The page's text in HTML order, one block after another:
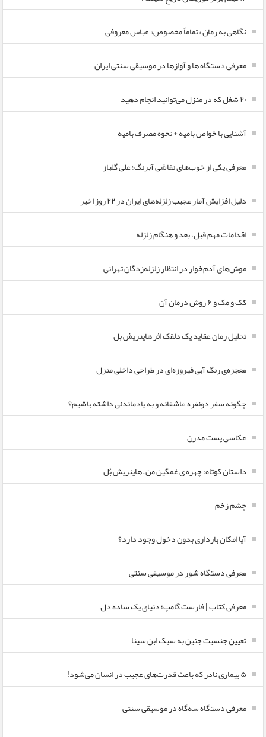
نگاهی به رمان «تماماً مخصوص» عباس معروفی
معرفی دستگاه ها و آوازها در موسیقی سنتی ایران
۲۰ شغل که در منزل می‌توانید انجام دهید
آشنایی با خواص بامیه + نحوه مصرف بامیه
معرفی یکی از خوب‌های نقاشی آبرنگ؛ علی گلباز
دلیل افزایش آمار عجیب زلزله‌های ایران در ۲۲ روز اخیر
اقدامات مهم قبل، بعد و هنگام زلزله
موش‌های آدم‌خوار در انتظار زلزله‌زدگان تهرانی
کک و مک و ۶ روش درمان آن
تحلیل رمان عقاید یک دلقک اثر هاینریش بل
معجزه‌ی رنگ آبی فیروزه‌ای در طراحی داخلی منزل
چگونه سفر دونفره عاشقانه و به یادماندنی داشته باشیم؟
عکاسی پست مدرن
داستان کوتاه: چهره ی غمگین من – هاینریش بُل
چشم زخم
آیا امکان بارداری بدون دخول وجود دارد؟
معرفی دستگاه شور در موسیقی سنتی
معرفی کتاب | فارست گامپ؛ دنیای یک ساده دل
تعیین جنسیت جنین به سبک ابن سینا
۵ بیماری نادر که باعث قدرت‌های عجیب در انسان می‌شود!
معرفی دستگاه سه‌گاه در موسیقی سنتی